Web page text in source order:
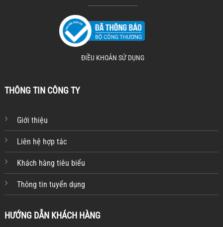
ĐIỀU KHOẢN SỬ DỤNG
THÔNG TIN CÔNG TY
Giới thiệu
Liên hệ hợp tác
Khách hàng tiêu biểu
Thông tin tuyển dụng
HƯỚNG DẪN KHÁCH HÀNG